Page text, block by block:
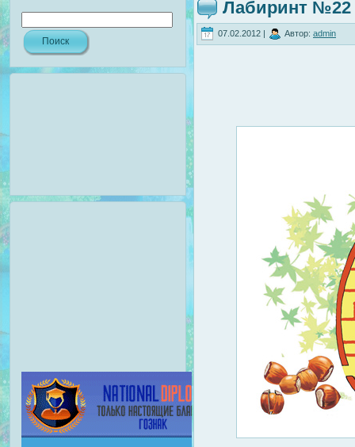
Лабиринт №22
07.02.2012 | Автор: admin